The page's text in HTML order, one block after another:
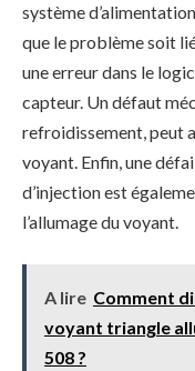
système
que le problème soit
une erreur dans le
capteur. Un défaut
refroidissement, peut
voyant. Enfin, une
d’injection est
l’allumage du voyant.
A lire Comment
voyant triangle
508 ?